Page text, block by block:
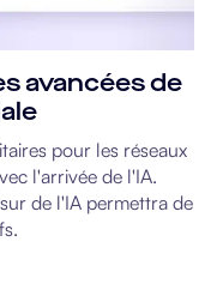
avancées de
pour les réseaux
l'arrivée de l'IA.
de l'IA permettra de